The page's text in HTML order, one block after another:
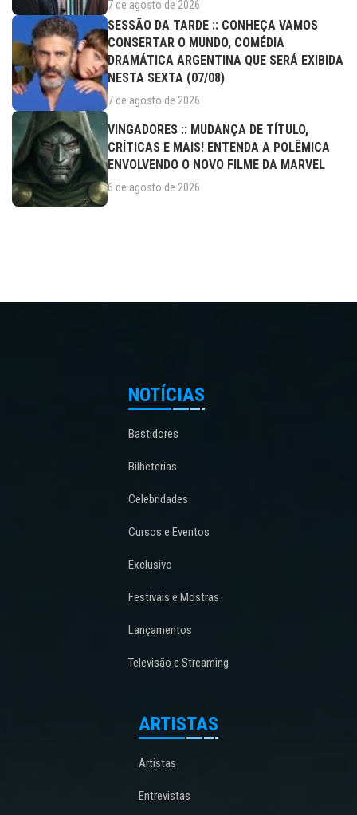
7 de agosto de 2026
SESSÃO DA TARDE :: CONHEÇA VAMOS
CONSERTAR O MUNDO, COMÉDIA
DRAMÁTICA ARGENTINA QUE SERÁ EXIBIDA
NESTA SEXTA (07/08)
7 de agosto de 2026
VINGADORES :: MUDANÇA DE TÍTULO,
CRÍTICAS E MAIS! ENTENDA A POLÊMICA
ENVOLVENDO O NOVO FILME DA MARVEL
6 de agosto de 2026
NOTÍCIAS
Bastidores
Bilheterias
Celebridades
Cursos e Eventos
Exclusivo
Festivais e Mostras
Lançamentos
Televisão e Streaming
ARTISTAS
Artistas
Entrevistas